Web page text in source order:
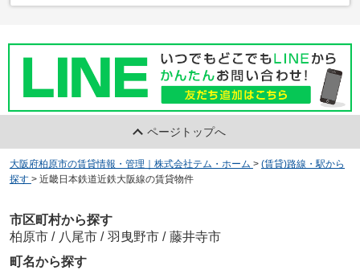
ページトップへ
大阪府柏原市の賃貸情報・管理｜株式会社テム・ホーム > (賃貸)路線・駅から
探す > 近畿日本鉄道近鉄大阪線の賃貸物件
市区町村から探す
柏原市 / 八尾市 / 羽曳野市 / 藤井寺市
町名から探す